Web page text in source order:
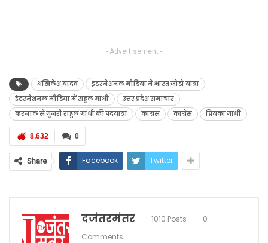
- Advertisement -
अखिलेश यादव
इंटरनेशनल मीडिया में भारत जोड़ो यात्रा
इंटरनेशनल मीडिया में राहुल गांधी
उत्तर प्रदेश समाचार
करनाल से गुजरी राहुल गांधी की पदयात्रा
कांग्रस कांग्रेस प्रियंका गांधी
0
8,632
Share Facebook Twitter
दजंतरमंतर 1010 Posts
0
Comments